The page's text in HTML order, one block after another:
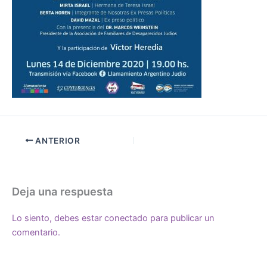
ANTERIOR
Deja una respuesta
Lo siento, debes estar conectado para publicar un
comentario.